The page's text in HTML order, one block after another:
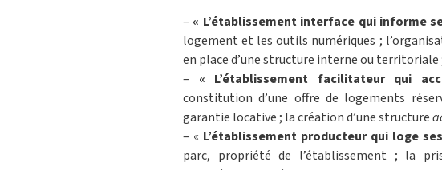
– « L’établissement interface qui informe
logement et les outils numériques ;
en place d’une structure interne ou territoriale
– « L’établissement facilitateur qui
constitution d’une offre de logements
garantie locative ; la création d’une structure
– « L’établissement producteur qui loge
parc, propriété de l’établissement ; la